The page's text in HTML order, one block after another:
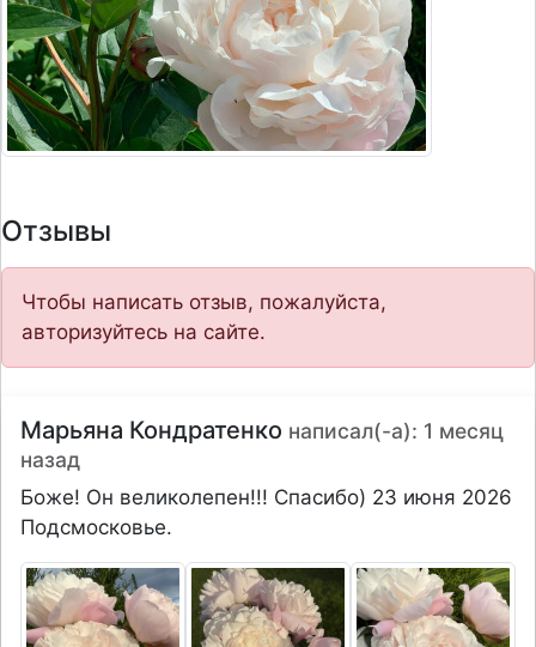
Отзывы
Чтобы написать отзыв, пожалуйста,
авторизуйтесь на сайте.
Марьяна Кондратенко написал(-а): 1 месяц
назад
Боже! Он великолепен!!! Спасибо) 23 июня 2026
Подсмосковье.